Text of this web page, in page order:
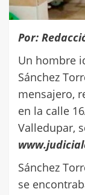
Por:
Un hombre
Sánchez
mensajero,
en la calle
Valledupar,
Sánchez
se